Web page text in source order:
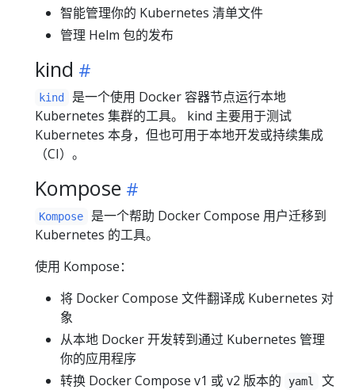
智能管理你的 Kubernetes 清单文件
管理 Helm 包的发布
kind
kind
是一个使用 Docker 容器节点运行本地
Kubernetes 集群的工具。 kind 主要用于测试
Kubernetes 本身，但也可用于本地开发或持续集成
（CI）。
Kompose
Kompose
是一个帮助 Docker Compose 用户迁移到
Kubernetes 的工具。
使用 Kompose：
将 Docker Compose 文件翻译成 Kubernetes 对
象
从本地 Docker 开发转到通过 Kubernetes 管理
你的应用程序
转换 Docker Compose v1 或 v2 版本的
yaml
文